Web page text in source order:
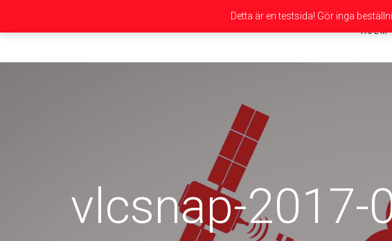
HJEM
vlcsnap-2017-
Detta är en testsida! Gör inga